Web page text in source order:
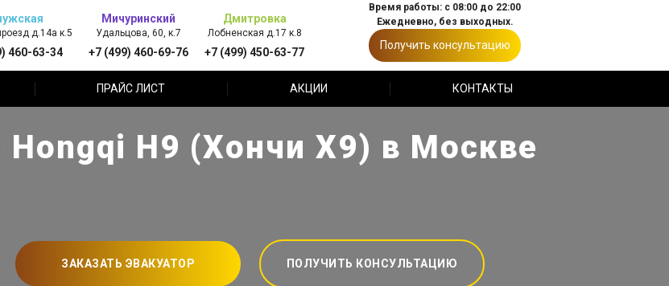
д.14а к.5
460-63-34
Мичуринский
Удальцова, 60, к.7
+7 (499) 460-69-76
Дмитровка
Лобненская д.17 к.8
+7 (499) 450-63-77
Время работы: с 08:00 до 22:00
Ежедневно, без выходных.
Получить консультацию
ПРАЙС ЛИСТ АКЦИИ КОНТАКТЫ
H9 (Хончи Х9) в Москве
ЗАКАЗАТЬ ЭВАКУАТОР ПОЛУЧИТЬ КОНСУЛЬТАЦИЮ